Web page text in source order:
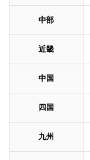
中部
近畿
中国
四国
九州